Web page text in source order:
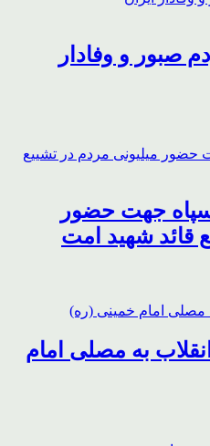
صبور و وفادار
جهت حضور
قائد شهید امت
به مصلی امام